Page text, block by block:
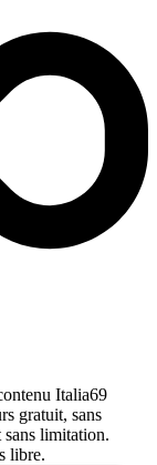
Italia69
gratuit, sans
sans limitation.
libre.